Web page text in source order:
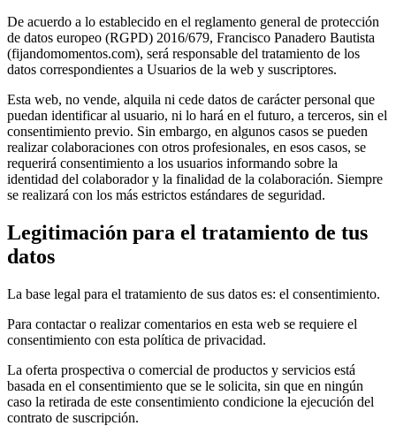
De acuerdo a lo establecido en el reglamento general de protección
de datos europeo (RGPD) 2016/679, Francisco Panadero Bautista
(fijandomomentos.com), será responsable del tratamiento de los
datos correspondientes a Usuarios de la web y suscriptores.
Esta web, no vende, alquila ni cede datos de carácter personal que
puedan identificar al usuario, ni lo hará en el futuro, a terceros, sin el
consentimiento previo. Sin embargo, en algunos casos se pueden
realizar colaboraciones con otros profesionales, en esos casos, se
requerirá consentimiento a los usuarios informando sobre la
identidad del colaborador y la finalidad de la colaboración. Siempre
se realizará con los más estrictos estándares de seguridad.
Legitimación para el tratamiento de tus
datos
La base legal para el tratamiento de sus datos es: el consentimiento.
Para contactar o realizar comentarios en esta web se requiere el
consentimiento con esta política de privacidad.
La oferta prospectiva o comercial de productos y servicios está
basada en el consentimiento que se le solicita, sin que en ningún
caso la retirada de este consentimiento condicione la ejecución del
contrato de suscripción.